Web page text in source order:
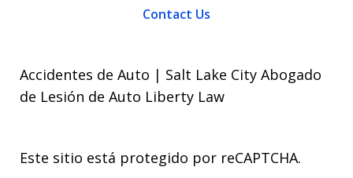
Contact Us
Accidentes de Auto | Salt Lake City Abogado
de Lesión de Auto Liberty Law
Este sitio está protegido por reCAPTCHA.